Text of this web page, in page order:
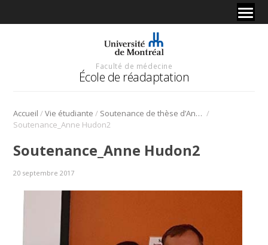
Faculté de médecine
École de réadaptation
Accueil /Vie étudiante / Soutenance de thèse d’Anne Hudon /
Soutenance_Anne Hudon2
Soutenance_Anne Hudon2
20 septembre 2017